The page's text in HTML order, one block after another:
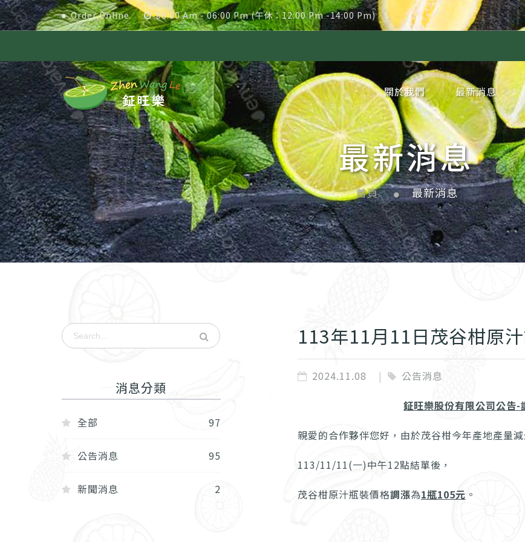
Order Online 08:00 Am - 06:00 Pm (午休：12:00 Pm -14:00 Pm)
新品
關於我們
企業簡介
企業沿革
品牌理念
網站地圖
隱私權政策
最新消息
公告消息
新聞消息
最新消息
首頁 最新消息
113年11月11日茂谷柑原
2024.11.08 公告消息
鉦旺樂股份有限公司公告-
親愛的合作夥伴您好，由於茂谷柑今年產地產量
113/11/11(一)中午12點結單後，
茂谷柑原汁瓶裝價格調漲為1瓶105元 。
消息分類
全部 97
公告消息 95
新聞消息 2